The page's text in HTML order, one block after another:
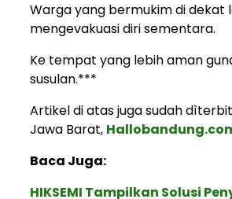
Warga yang bermukim di
mengevakuasi diri sementara.
Ke tempat yang lebih aman
susulan.***
Artikel di atas juga sudah
Jawa Barat,
Baca Juga:
HIKSEMI Tampilkan Solusi